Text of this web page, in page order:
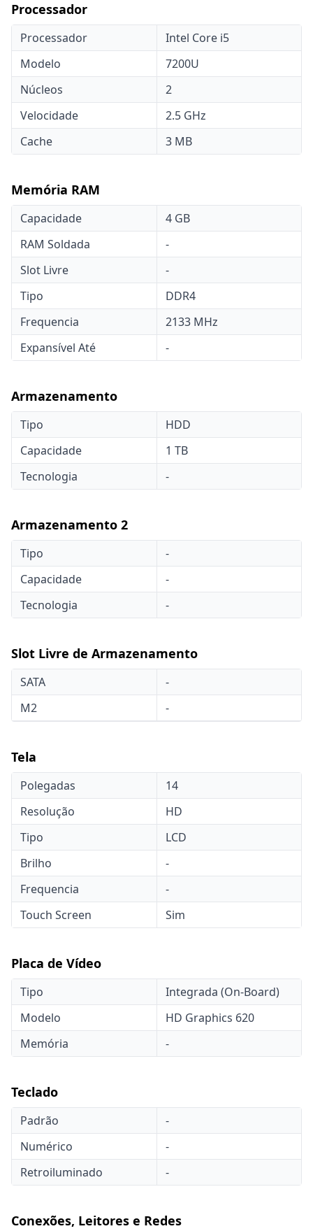
Processador
Processador
Intel Core i5
Modelo
7200U
Núcleos
2
Velocidade
2.5 GHz
Cache
3 MB
Memória RAM
Capacidade
4 GB
RAM Soldada
-
Slot Livre
-
Tipo
DDR4
Frequencia
2133 MHz
Expansível Até
-
Armazenamento
Tipo
HDD
Capacidade
1 TB
Tecnologia
-
Armazenamento 2
Tipo
-
Capacidade
-
Tecnologia
-
Slot Livre de Armazenamento
SATA
-
M2
-
Tela
Polegadas
14
Resolução
HD
Tipo
LCD
Brilho
-
Frequencia
-
Touch Screen
Sim
Placa de Vídeo
Tipo
Integrada (On-Board)
Modelo
HD Graphics 620
Memória
-
Teclado
Padrão
-
Numérico
-
Retroiluminado
-
Conexões, Leitores e Redes